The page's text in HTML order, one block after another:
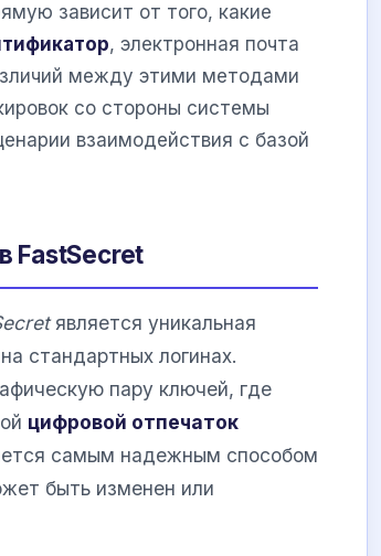
зависит от того, какие
, электронная почта
между этими методами
со стороны системы
взаимодействия с базой
FastSecret
является уникальная
стандартных логинах.
пару ключей, где
цифровой отпечаток
самым надежным способом
быть изменен или